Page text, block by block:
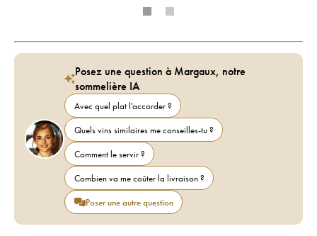
Posez une question à Margaux, notre
sommelière IA
Avec quel plat l'accorder ?
Quels vins similaires me conseilles-tu ?
Comment le servir ?
Combien va me coûter la livraison ?
Poser une autre question